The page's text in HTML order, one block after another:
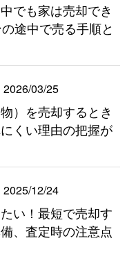
でも家は売却でき
途中で売る手順と
2026/03/25
）を売却するとき
くい理由の把握が
2025/12/24
い！最短で売却す
、査定時の注意点